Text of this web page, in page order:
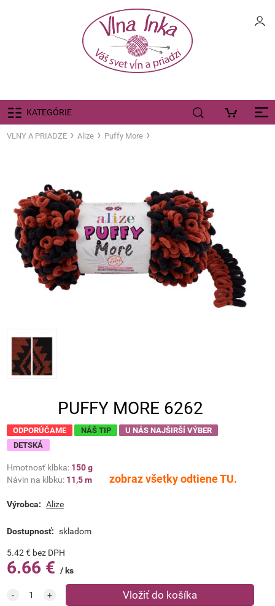
KATEGÓRIE
VLNY A PRIADZE Alize Puffy More
PUFFY MORE 6262
ODPORÚČAME NÁŠ TIP
U NÁS NAJŠIRŠÍ VÝBER
DETSKÁ
Hmotnosť klbka: 150 g
Návin na klbku: 11,5m zobraz všetky odtiene TU.
Výrobca: Alize
Dostupnosť: skladom
5.42 € bez DPH
6.66 € ks